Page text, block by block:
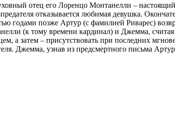
отец его Лоренцо Монтанелли –
отказывается любимая девушка.
позже Артур (с фамилией Риварес)
(к тому времени кардинал) и Джемма,
а затем – присутствовать при последних
Джемма, узнав из предсмертного письма